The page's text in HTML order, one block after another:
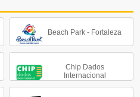
Beach Park - Fortaleza
Chip Dados
Internacional